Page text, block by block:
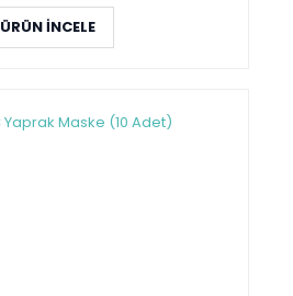
ÜRÜN İNCELE